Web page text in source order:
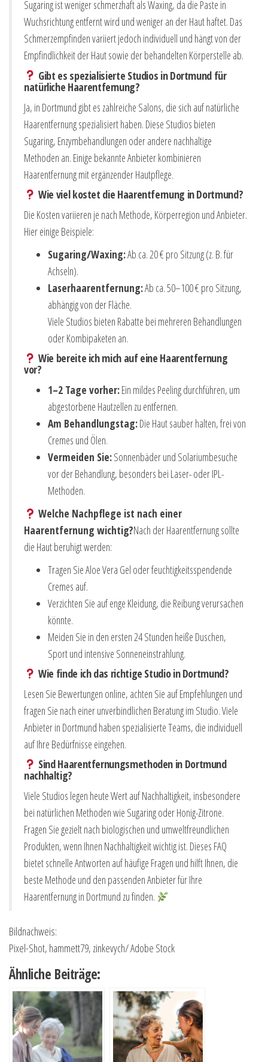
Sugaring ist weniger schmerzhaft als Waxing, da die Paste in
Wuchsrichtung entfernt wird und weniger an der Haut haftet. Das
Schmerzempfinden variiert jedoch individuell und hängt von der
Empfindlichkeit der Haut sowie der behandelten Körperstelle ab.
Gibt es spezialisierte Studios in Dortmund für
natürliche Haarentfernung?
Ja, in Dortmund gibt es zahlreiche Salons, die sich auf natürliche
Haarentfernung spezialisiert haben. Diese Studios bieten
Sugaring, Enzymbehandlungen oder andere nachhaltige
Methoden an. Einige bekannte Anbieter kombinieren
Haarentfernung mit ergänzender Hautpflege.
Wie viel kostet die Haarentfernung in Dortmund?
Die Kosten variieren je nach Methode, Körperregion und Anbieter.
Hier einige Beispiele:
Sugaring/Waxing:Ab ca. 20 € pro Sitzung (z. B. für
Achseln).
Laserhaarentfernung:Ab ca. 50–100 € pro Sitzung,
abhängig von der Fläche.
Viele Studios bieten Rabatte bei mehreren Behandlungen
oder Kombipaketen an.
Wie bereite ich mich auf eine Haarentfernung
vor?
1–2 Tage vorher:Ein mildes Peeling durchführen, um
abgestorbene Hautzellen zu entfernen.
Am Behandlungstag:Die Haut sauber halten, frei von
Cremes und Ölen.
Vermeiden Sie:Sonnenbäder und Solariumbesuche
vor der Behandlung, besonders bei Laser- oder IPL-
Methoden.
Welche Nachpflege ist nach einer
Haarentfernung wichtig?Nach der Haarentfernung sollte
die Haut beruhigt werden:
Tragen Sie Aloe Vera Gel oder feuchtigkeitsspendende
Cremes auf.
Verzichten Sie auf enge Kleidung, die Reibung verursachen
könnte.
Meiden Sie in den ersten 24 Stunden heiße Duschen,
Sport und intensive Sonneneinstrahlung.
Wie finde ich das richtige Studio in Dortmund?
Lesen Sie Bewertungen online, achten Sie auf Empfehlungen und
fragen Sie nach einer unverbindlichen Beratung im Studio. Viele
Anbieter in Dortmund haben spezialisierte Teams, die individuell
auf Ihre Bedürfnisse eingehen.
Sind Haarentfernungsmethoden in Dortmund
nachhaltig?
Viele Studios legen heute Wert auf Nachhaltigkeit, insbesondere
bei natürlichen Methoden wie Sugaring oder Honig-Zitrone.
Fragen Sie gezielt nach biologischen und umweltfreundlichen
Produkten, wenn Ihnen Nachhaltigkeit wichtig ist. Dieses FAQ
bietet schnelle Antworten auf häufige Fragen und hilft Ihnen, die
beste Methode und den passenden Anbieter für Ihre
Haarentfernung in Dortmund zu finden.
Bildnachweis:
Pixel-Shot, hammett79, zinkevych/ Adobe Stock
Ähnliche Beiträge: